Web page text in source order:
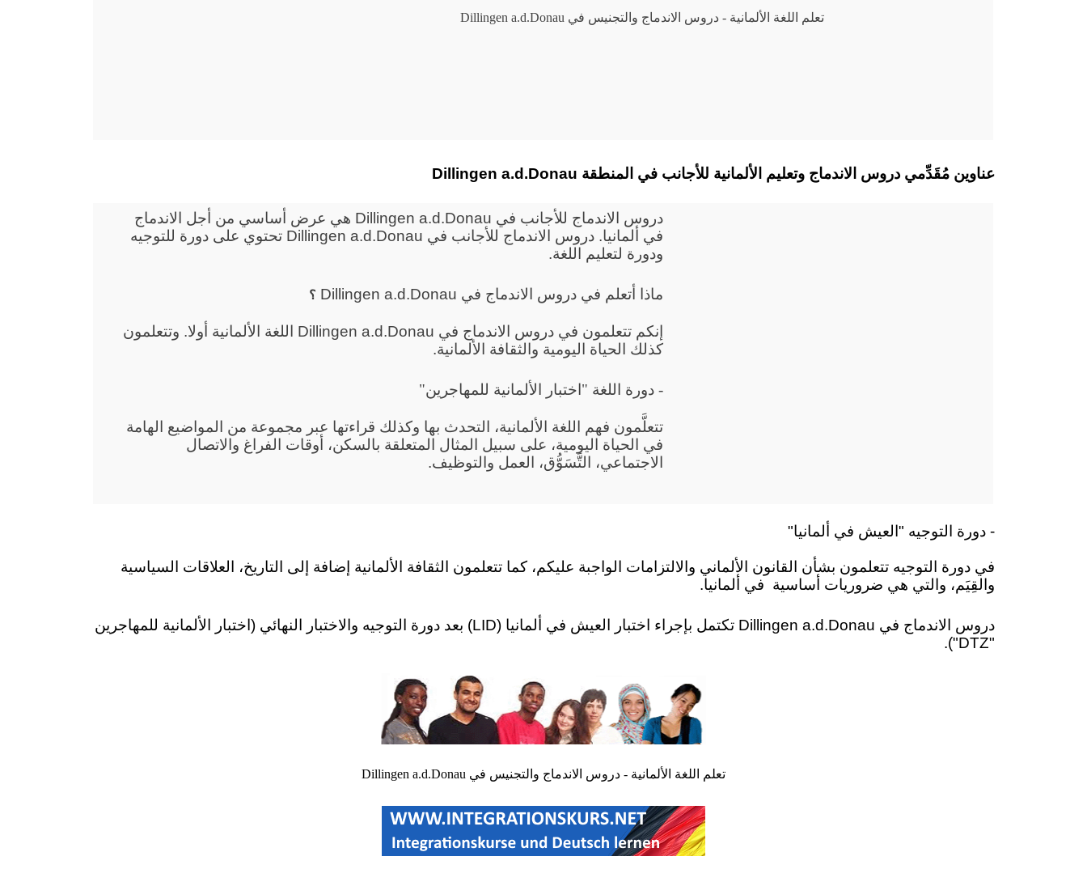
تعلم اللغة الألمانية - دروس الاندماج والتجنيس في Dillingen a.d.Donau
Dillingen a.d.Donau عناوين مُقَدِّمي دروس الاندماج وتعليم الألمانية للأجانب في المنطقة
دروس الاندماج للأجانب في Dillingen a.d.Donau هي عرض أساسي من أجل الاندماج
في ألمانيا. دروس الاندماج للأجانب في Dillingen a.d.Donau تحتوي على دورة للتوجيه
ودورة لتعليم اللغة.
ماذا أتعلم في دروس الاندماج في Dillingen a.d.Donau ؟
إنكم تتعلمون في دروس الاندماج في Dillingen a.d.Donau اللغة الألمانية أولا. وتتعلمون
كذلك الحياة اليومية والثقافة الألمانية.
- دورة اللغة "اختبار الألمانية للمهاجرين"
تتعلَّمون فهم اللغة الألمانية، التحدث بها وكذلك قراءتها عبر مجموعة من المواضيع الهامة
في الحياة اليومية، على سبيل المثال المتعلقة بالسكن، أوقات الفراغ والاتصال
الاجتماعي، التَّسَوُّق، العمل والتوظيف.
- دورة التوجيه "العيش في ألمانيا"
في دورة التوجيه تتعلمون بشأن القانون الألماني والالتزامات الواجبة عليكم، كما تتعلمون الثقافة الألمانية إضافة إلى التاريخ، العلاقات السياسية
والقِيَم، والتي هي ضروريات أساسية في ألمانيا.
دروس الاندماج في Dillingen a.d.Donau تكتمل بإجراء اختبار العيش في ألمانيا (LID) بعد دورة التوجيه والاختبار النهائي (اختبار الألمانية للمهاجرين
"DTZ").
تعلم اللغة الألمانية - دروس الاندماج والتجنيس في Dillingen a.d.Donau